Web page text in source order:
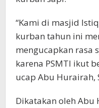
“Kami di masjid
kurban tahun ini
mengucapkan rasa
karena PSMTI ikut
ucap Abu Hurairah,
Dikatakan oleh